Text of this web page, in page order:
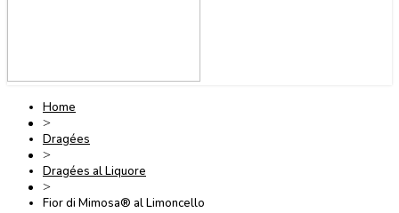
Home
>
Dragées
>
Dragées al Liquore
>
Fior di Mimosa® al Limoncello